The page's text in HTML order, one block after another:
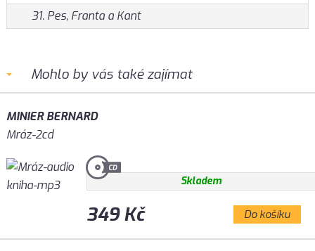
31. Pes, Franta a Kant
Mohlo by vás také zajímat
MINIER BERNARD
Mráz-2cd
Skladem
349 Kč Do košíku